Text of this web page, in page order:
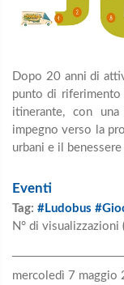
Dopo 20 anni di
punto di riferimento
itinerante, con
impegno verso la
urbani e il
Eventi
Tag: #Ludobus
N° di visualizzazioni
mercoledì 7 maggio